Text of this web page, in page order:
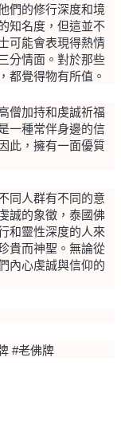
們的修行深度和境
知名度，但這並不
可能會表現得熱情
分情面。對於那些
都覺得物有所值。
僧加持和虔誠祈福
一種常伴身邊的信
此，擁有一面優質
同人群有不同的意
誠的象徵，泰國佛
和靈性深度的人來
貴而神聖。無論從
內心虔誠與信仰的
#老佛牌